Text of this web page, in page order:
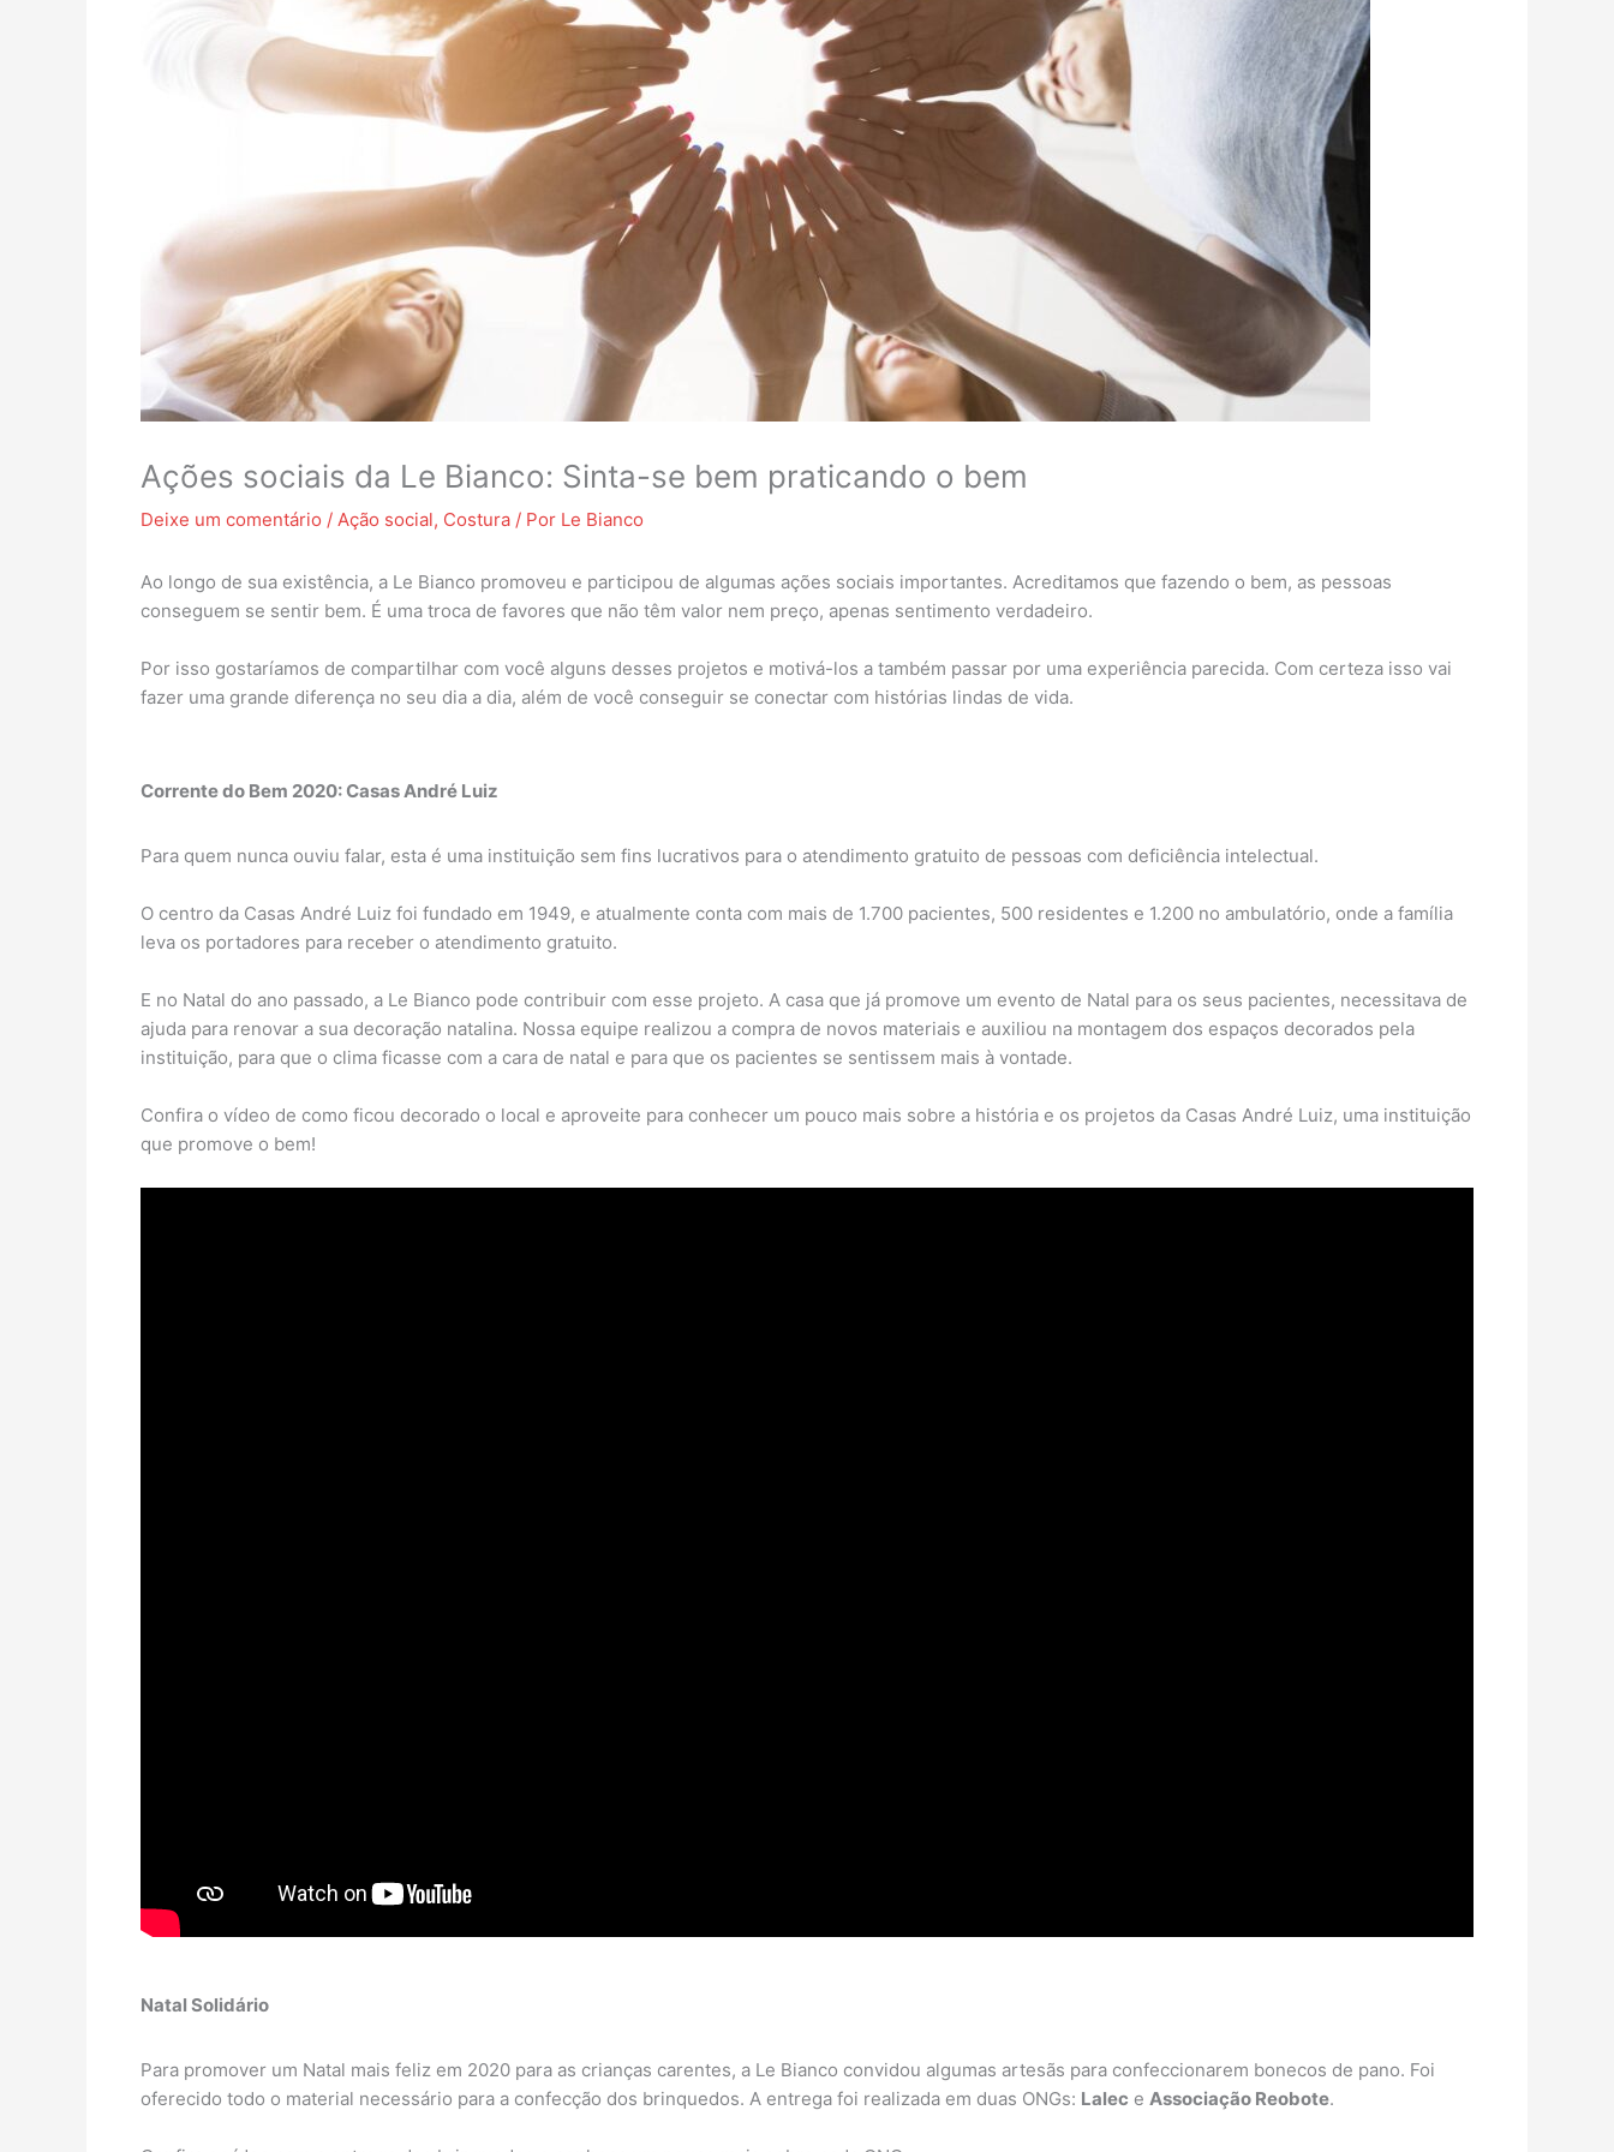
Ações sociais da Le Bianco: Sinta-se bem praticando o bem
Deixe um comentário / Ação social, Costura / Por Le Bianco
Ao longo de sua existência, a Le Bianco promoveu e participou de algumas ações sociais importantes. Acreditamos que fazendo o bem, as pessoas
conseguem se sentir bem. É uma troca de favores que não têm valor nem preço, apenas sentimento verdadeiro.
Por isso gostaríamos de compartilhar com você alguns desses projetos e motivá-los a também passar por uma experiência parecida. Com certeza isso vai
fazer uma grande diferença no seu dia a dia, além de você conseguir se conectar com histórias lindas de vida.
Corrente do Bem 2020: Casas André Luiz
Para quem nunca ouviu falar, esta é uma instituição sem fins lucrativos para o atendimento gratuito de pessoas com deficiência intelectual.
O centro da Casas André Luiz foi fundado em 1949, e atualmente conta com mais de 1.700 pacientes, 500 residentes e 1.200 no ambulatório, onde a família
leva os portadores para receber o atendimento gratuito.
E no Natal do ano passado, a Le Bianco pode contribuir com esse projeto. A casa que já promove um evento de Natal para os seus pacientes, necessitava de
ajuda para renovar a sua decoração natalina. Nossa equipe realizou a compra de novos materiais e auxiliou na montagem dos espaços decorados pela
instituição, para que o clima ficasse com a cara de natal e para que os pacientes se sentissem mais à vontade.
Confira o vídeo de como ficou decorado o local e aproveite para conhecer um pouco mais sobre a história e os projetos da Casas André Luiz, uma instituição
que promove o bem!
Natal Solidário
Para promover um Natal mais feliz em 2020 para as crianças carentes, a Le Bianco convidou algumas artesãs para confeccionarem bonecos de pano. Foi
oferecido todo o material necessário para a confecção dos brinquedos. A entrega foi realizada em duas ONGs: Lalec e Associação Reobote.